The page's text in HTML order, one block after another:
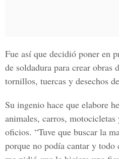
Fue así que decidió poner en
de soldadura para crear obras
tornillos, tuercas y desechos
Su ingenio hace que elabore
animales, carros, motocicletas
oficios. “Tuve que buscar la
porque no podía cantar y